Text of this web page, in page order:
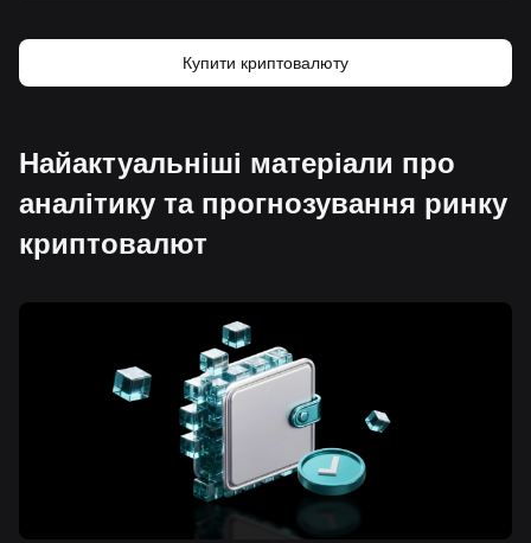
Купити криптовалюту
Найактуальніші матеріали про
аналітику та прогнозування ринку
криптовалют